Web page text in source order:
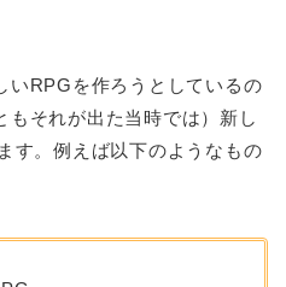
いRPGを作ろうとしているの
もそれが出た当時では）新し
す。例えば以下のようなもの